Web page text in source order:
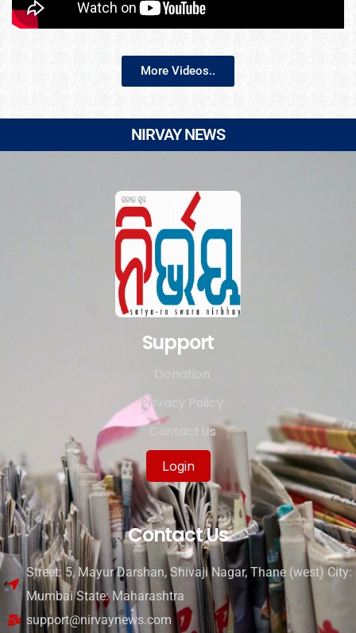
More Videos..
NIRVAY NEWS
Support
Privacy Policy
Contact Us
Login
Contact Us
Street: 5, Mayur Darshan, Shivaji Nagar, Thane (west) City:
Mumbai State: Maharashtra
support@nirvaynews.com